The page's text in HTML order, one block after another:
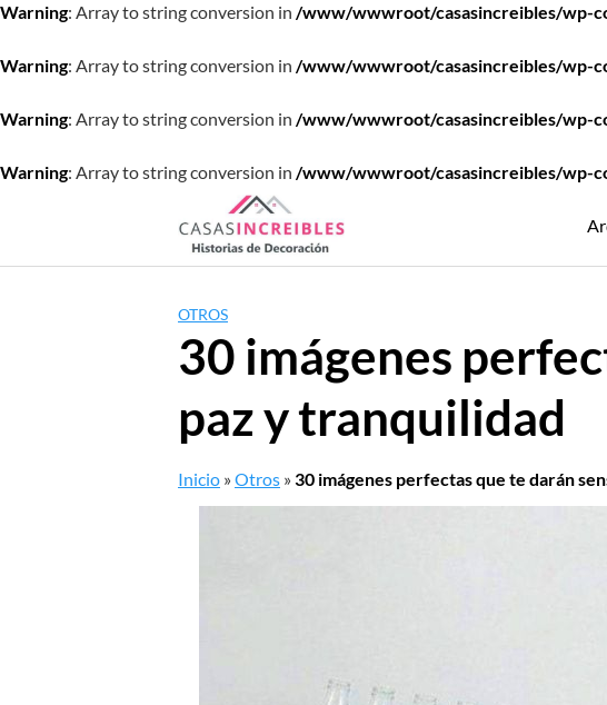
Warning: Array to string conversion in /www/wwwroot/casasincreibles/wp-
Warning: Array to string conversion in /www/wwwroot/casasincreibles/wp-
Warning: Array to string conversion in /www/wwwroot/casasincreibles/wp-
Warning: Array to string conversion in /www/wwwroot/casasincreibles/wp-
OTROS
30 imágenes
paz y tranquilidad
Inicio »Otros »30 imágenes perfectas que te darán